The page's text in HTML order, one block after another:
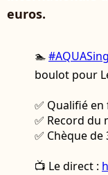
euros.
🏊
boulot pour
✅ Qualifié en
✅ Record du
✅ Chèque de
📺 Le direct :